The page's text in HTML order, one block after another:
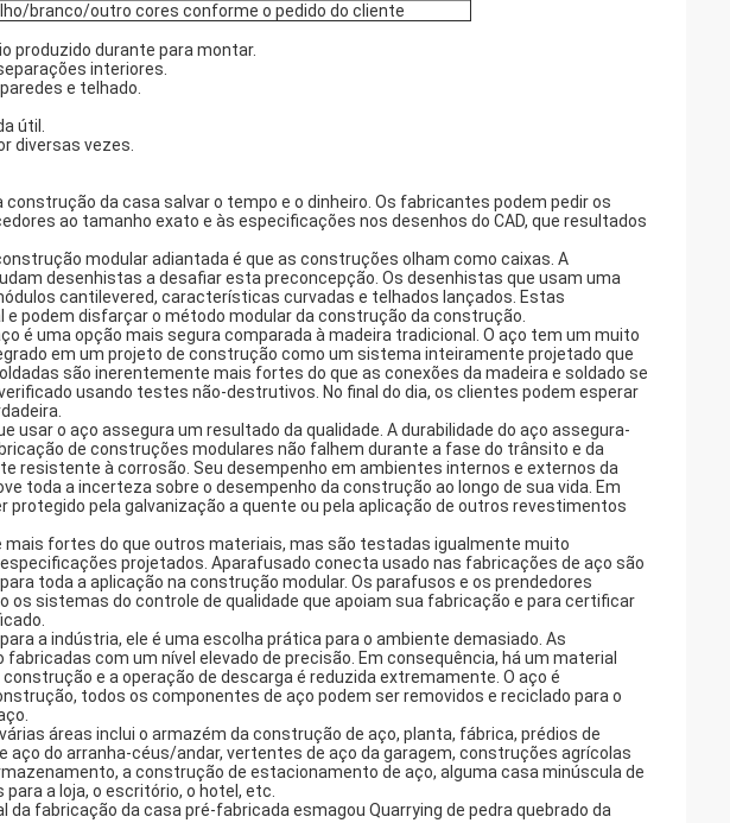
branco/outro cores conforme o pedido do cliente
produzido durante para montar.
interiores.
e telhado.
útil.
diversas vezes.
da casa salvar o tempo e o dinheiro. Os fabricantes podem pedir os
ao tamanho exato e às especificações nos desenhos do CAD, que resultados
modular adiantada é que as construções olham como caixas. A
desenhistas a desafiar esta preconcepção. Os desenhistas que usam uma
cantilevered, características curvadas e telhados lançados. Estas
podem disfarçar o método modular da construção da construção.
é uma opção mais segura comparada à madeira tradicional. O aço tem um muito
em um projeto de construção como um sistema inteiramente projetado que
são inerentemente mais fortes do que as conexões da madeira e soldado se
usando testes não-destrutivos. No final do dia, os clientes podem esperar
usar o aço assegura um resultado da qualidade. A durabilidade do aço assegura-
de construções modulares não falhem durante a fase do trânsito e da
resistente à corrosão. Seu desempenho em ambientes internos e externos da
toda a incerteza sobre o desempenho da construção ao longo de sua vida. Em
pela galvanização a quente ou pela aplicação de outros revestimentos
mais fortes do que outros materiais, mas são testadas igualmente muito
projetados. Aparafusado conecta usado nas fabricações de aço são
toda a aplicação na construção modular. Os parafusos e os prendedores
sistemas do controle de qualidade que apoiam sua fabricação e para certificar
a indústria, ele é uma escolha prática para o ambiente demasiado. As
com um nível elevado de precisão. Em consequência, há um material
e a operação de descarga é reduzida extremamente. O aço é
todos os componentes de aço podem ser removidos e reciclado para o
áreas inclui o armazém da construção de aço, planta, fábrica, prédios de
do arranha-céus/andar, vertentes de aço da garagem, construções agrícolas
a construção de estacionamento de aço, alguma casa minúscula de
a loja, o escritório, o hotel, etc.